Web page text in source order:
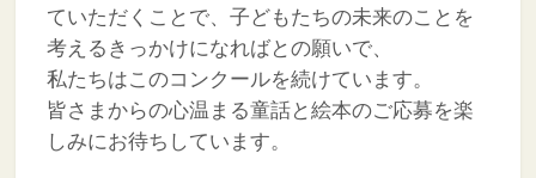
ていただくことで、子どもたちの未来のことを
考えるきっかけになればとの願いで、
私たちはこのコンクールを続けています。
皆さまからの心温まる童話と絵本のご応募を楽
しみにお待ちしています。